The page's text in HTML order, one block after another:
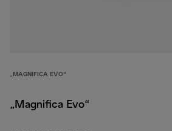
„MAGNIFICA EVO“
„Magnifica Evo“